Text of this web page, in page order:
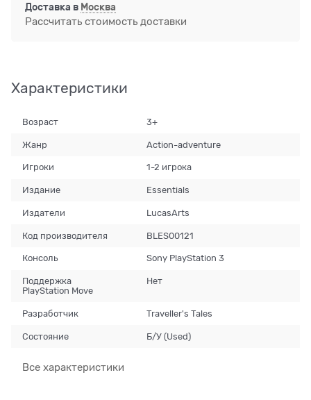
Доставка в Москва
Рассчитать стоимость доставки
Характеристики
Возраст 3+
Жанр Action-adventure
Игроки 1-2 игрока
Издание Essentials
Издатели LucasArts
Код производителя BLES00121
Консоль Sony PlayStation 3
Поддержка
PlayStation Move
Нет
Разработчик Traveller's Tales
Состояние Б/У (Used)
Все характеристики